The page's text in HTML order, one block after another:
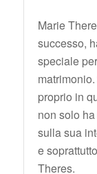
Marie
successo,
speciale
proprio in
non solo
sulla sua
e
Theres.